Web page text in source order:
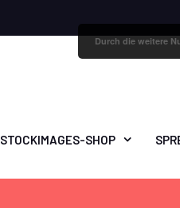
STOCKIMAGES-SHOP
Durch die weitere